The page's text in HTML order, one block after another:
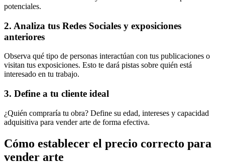
potenciales.
2. Analiza tus Redes Sociales y exposiciones
anteriores
Observa qué tipo de personas interactúan con tus publicaciones o
visitan tus exposiciones. Esto te dará pistas sobre quién está
interesado en tu trabajo.
3. Define a tu cliente ideal
¿Quién compraría tu obra? Define su edad, intereses y capacidad
adquisitiva para vender arte de forma efectiva.
Cómo establecer el precio correcto para
vender arte